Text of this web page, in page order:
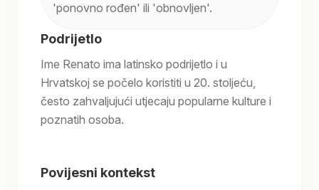
'ponovno rođen' ili 'obnovljen'.
Podrijetlo
Ime Renato ima latinsko podrijetlo i u
Hrvatskoj se počelo koristiti u 20. stoljeću,
često zahvaljujući utjecaju popularne kulture i
poznatih osoba.
Povijesni kontekst